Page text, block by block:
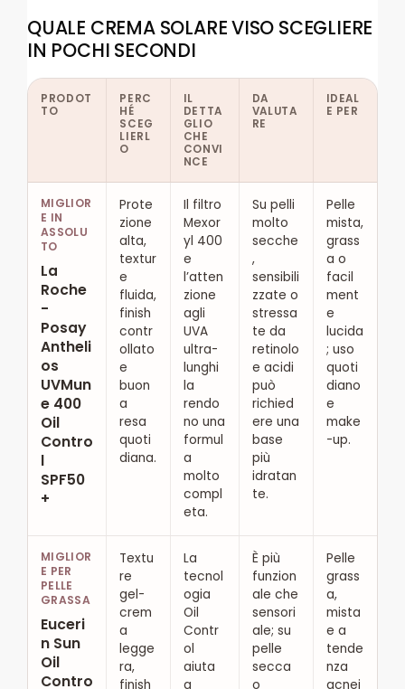
QUALE CREMA SOLARE VISO SCEGLIERE
IN POCHI SECONDI
PRODOT
TO
PERC
HÉ
SCEG
LIERL
O
IL
DETTA
GLIO
CHE
CONVI
NCE
DA
VALUTA
RE
IDEAL
E PER
MIGLIOR
E IN
ASSOLU
TO
La
Roche
-
Posay
Antheli
os
UVMun
e 400
Oil
Contro
l
SPF50
+
Prote
zione
alta,
textur
e
fluida,
finish
contr
ollato
e
buon
a
resa
quoti
diana.
Il filtro
Mexor
yl 400
e
l’atten
zione
agli
UVA
ultra-
lunghi
la
rendo
no una
formul
a
molto
compl
eta.
Su pelli
molto
secche
,
sensibili
zzate o
stressa
te da
retinolo
e acidi
può
richied
ere una
base
più
idratan
te.
Pelle
mista,
grass
a o
facil
ment
e
lucida
; uso
quoti
diano
e
make
-up.
MIGLIOR
E PER
PELLE
GRASSA
Euceri
n Sun
Oil
Contro
Textu
re
gel-
crem
a
legge
ra,
finish
La
tecnol
ogia
Oil
Contr
ol
aiuta
a
È più
funzion
ale che
sensori
ale; su
pelle
secca
o
Pelle
grass
a,
mista
e a
tende
nza
acnei